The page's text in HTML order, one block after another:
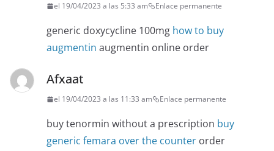
el 19/04/2023 a las 5:33 am Enlace permanente
generic doxycycline 100mg how to buy
augmentin augmentin online order
Afxaat
el 19/04/2023 a las 11:33 am Enlace permanente
buy tenormin without a prescription buy
generic femara over the counter order